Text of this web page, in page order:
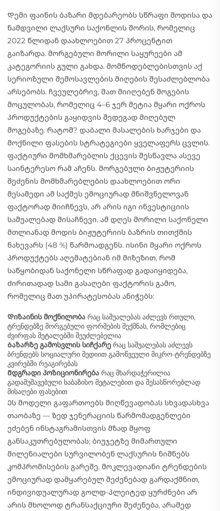
Დემი ფაინის ბაზარი მდებარეობს სწრაფი მოდისა და
ნამდვილი ლაქსური საქონლის შორის, რომელიც
2022 წლიდან დაახლოებით 27 პროცენტით
გაიზარდა. მორგებული მორილი საყურეები ამ
კატეგორიის გული გახდა. მომწოდებლებისთვის აქ
სერიოზული შემოსავლების მიღების შესაძლებლობა
არსებობს. ჩვეულებრივ, მათ მიიღებენ მოგების
მოცულობას, რომელიც 4–6 ჯერ მეტია მყარი ოქროს
პროდუქტების გაყიდვის შედეგად მიღებულ
მოგებაზე. რატომ? დაბალი მასალების ხარჯები და
მოქნილი ფასების სტრატეგიები ყველაფერს ცვლის.
ფაქტიური მომხმარებლის ქცევის შესწავლა ასევე
საინტერესო რამ აჩენს. მორგებული ბიჟუტერიის
შეძენის მომხმარებლების დაახლოებით ორი
მესამედი ამ საქმეს ემოციურად მნიშვნელოვან
ფაქტორად მიიჩნევს, არ არის იგი ინვესტიციის
საშუალებად მისაჩნევი. ამ დღეს მორილი საქონელი
მთლიანად მოდის ბიჟუტერიის ბაზრის თითქმის
ნახევარს (48 %) წარმოადგენს. ისინი მყარი ოქროს
პროდუქტებს აღემატებიან იმ მიზეზით, რომ
საწყობიდან საქონელი სწრაფად გადაიყიდება,
ძირითადად სამი გასაღები ფაქტორის გამო,
რომელიც მათ უპირატესობას ანიჭებს:
Დიზაინის მოქნილობა რაც საშუალებას აძლევს რთული,
ტრენდებზე მორგებული ფორმების შექმნას, რომლებიც
ძვირფას მეტალებში შეუძლებელია
Ბაზარზე გამოსვლის სიჩქარე რაც საშუალებას აძლევს
ბრენდებს სოციალური მედიით გამოწვეული მიკრო-ტრენდებზე
კვირებში რეაგირებას
Მდგრადი პოზიციონირება რაც მხარდაჭერილია
გადამუშავებული საბაზისო მეტალებით და შესასწორებლად
მისაღები ფასებით
Ეს მოდელი გაფართოებს მიღწევადობას სხვადასხვა
თაობაზე — ზედ ჯენერაციის წარმომადგენლები
ეძებენ ინსტაგრამისთვის მზად მყოფ
განსაკუთრებულობას; ბიუჯეტზე მიმართული
მილენიალები სურვილობენ ლაქსურის ნიშნებს
კომპრომისების გარეშე. მოკლევადიანი ტრენდების
ემოციურად დამყარებულ შეძენებად გარდაქმნით,
ინდივიდუალურად გოლდ-პლეიტედ ყურძნები არ
არის მხოლოდ ტრანსაქციური შეძენება, არამედ